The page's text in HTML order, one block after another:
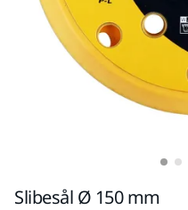
Slibesål Ø 150 mm